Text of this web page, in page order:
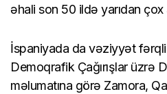
əhali son 50 ildə yarıdan çox
İspaniyada da vəziyyət
Demoqrafik Çağırışlar üzrə
məlumatına görə Zamora,